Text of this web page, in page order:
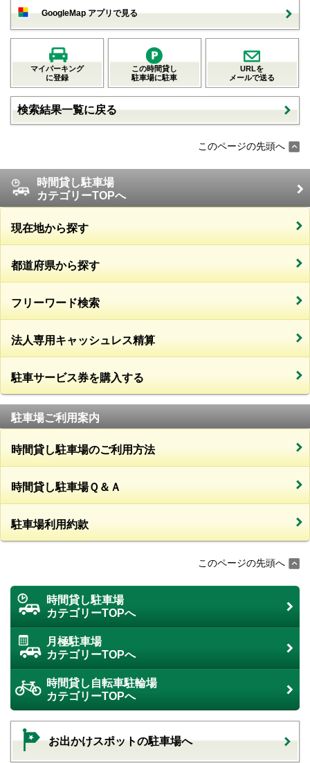
GoogleMap アプリで見る
マイパーキング
に登録
この時間貸し
駐車場に駐車
URLを
メールで送る
検索結果一覧に戻る
このページの先頭へ
時間貸し駐車場
カテゴリーTOPへ
現在地から探す
都道府県から探す
フリーワード検索
法人専用キャッシュレス精算
駐車サービス券を購入する
駐車場ご利用案内
時間貸し駐車場のご利用方法
時間貸し駐車場Ｑ＆Ａ
駐車場利用約款
このページの先頭へ
時間貸し駐車場
カテゴリーTOPへ
月極駐車場
カテゴリーTOPへ
時間貸し自転車駐輪場
カテゴリーTOPへ
お出かけスポットの駐車場へ